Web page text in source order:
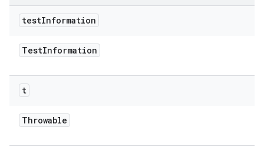
testInformation
TestInformation
t
Throwable